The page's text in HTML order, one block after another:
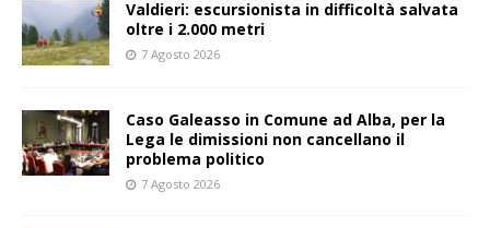
Valdieri: escursionista in difficoltà salvata
oltre i 2.000 metri
7 Agosto 2026
Caso Galeasso in Comune ad Alba, per la
Lega le dimissioni non cancellano il
problema politico
7 Agosto 2026